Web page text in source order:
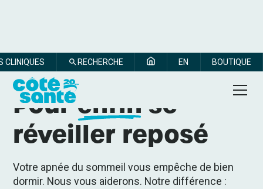
CLINIQUES RECHERCHE EN BOUTIQUE
Pourenfin se
réveiller reposé
Votre apnée du sommeil vous empêche de bien
dormir. Nous vous aiderons. Notre différence :